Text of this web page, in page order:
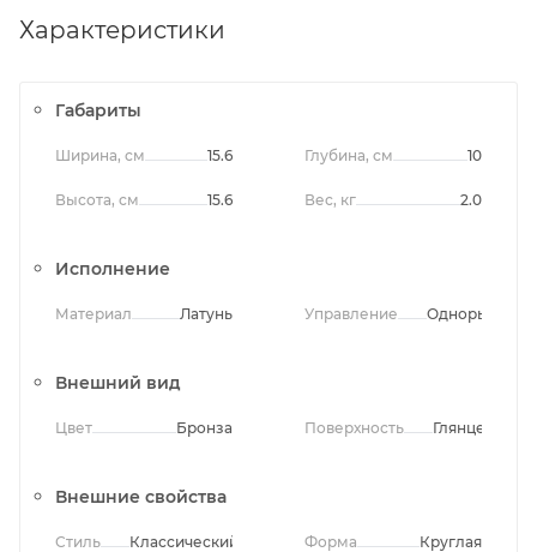
Характеристики
Габариты
Ширина, см 15.6
Высота, см 15.6
Глубина, см 10
Вес, кг 2.0
Исполнение
Материал Латунь Управление
Внешний вид
Цвет Бронза Поверхность Глянцевая
Внешние свойства
Стиль Классический Форма Круглая